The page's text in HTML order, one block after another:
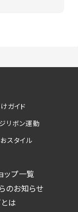
ガイド
リボン運動
スタイル
ップ一覧
のお知らせ
は